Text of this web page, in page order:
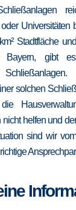
Universitäten
Stadtfläche
Bayern, gibt
solchen
die
nicht helfen und
sind wir
richtige